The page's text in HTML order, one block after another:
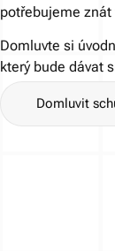
potřebujeme
Domluvte si
který bude dávat
Domluvit